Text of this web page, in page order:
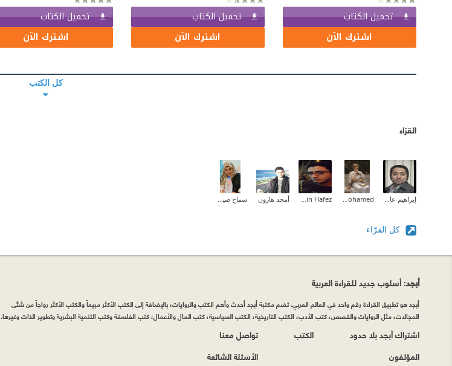
تحميل الكتاب
اشترك الآن
تحميل الكتاب
اشترك الآن
تحميل الكتاب
اشترك الآن
كل الكتب
القرّاء
أمجد هارون
كل القرّاء
أبجد: أسلوب جديد للقراءة العربية
أبجد هو تطبيق القراءة رقم واحد في العالم العربي. تضم مكتبة أبجد أحدث وأهم الكتب والروايات، بالإضافة إلى الكتب الأكثر مبيعاً والكتب الأكثر رواجاً من شتّى
المجالات، مثل الروايات والقصص، كتب الأدب، الكتب التاريخية، الكتب السياسية، كتب المال والأعمال، كتب الفلسفة وكتب التنمية البشرية وتطوير الذات وغيرها.
اشتراك أبجد بلا حدود
المؤلفون
الكتب
تواصل معنا
الأسئلة الشائعة